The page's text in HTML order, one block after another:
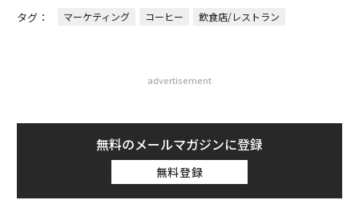
タグ： マーケティング コーヒー 飲食店/レストラン
advertisement
無料のメールマガジンに登録
無料登録